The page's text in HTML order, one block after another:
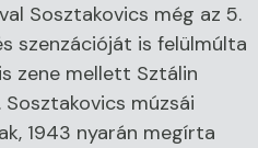
Sosztakovics még az 5.
szenzációját is felülmúlta
zene mellett Sztálin
múzsái
1943 nyarán megírta